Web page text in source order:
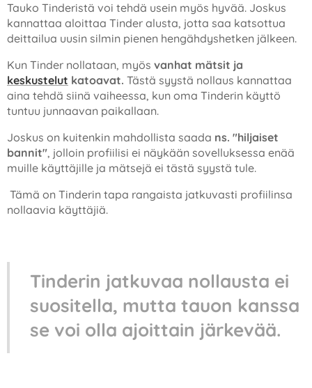
Tauko Tinderistä voi tehdä usein myös hyvää. Joskus
kannattaa aloittaa Tinder alusta, jotta saa katsottua
deittailua uusin silmin pienen hengähdyshetken jälkeen.
Kun Tinder nollataan, myös vanhat mätsit ja
keskustelut katoavat. Tästä syystä nollaus kannattaa
aina tehdä siinä vaiheessa, kun oma Tinderin käyttö
tuntuu junnaavan paikallaan.
Joskus on kuitenkin mahdollista saada ns. "hiljaiset
bannit", jolloin profiilisi ei näykään sovelluksessa enää
muille käyttäjille ja mätsejä ei tästä syystä tule.
Tämä on Tinderin tapa rangaista jatkuvasti profiilinsa
nollaavia käyttäjiä.
Tinderin jatkuvaa nollausta ei
suositella, mutta tauon kanssa
se voi olla ajoittain järkevää.